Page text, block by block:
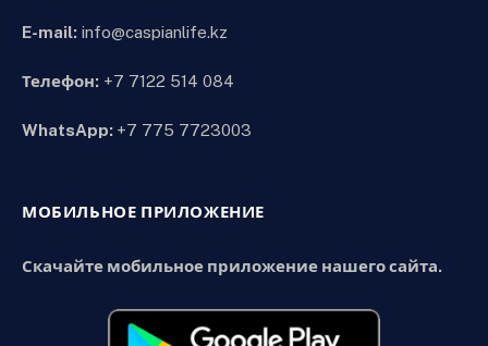
E-mail: info@caspianlife.kz
Телефон: +7 7122 514 084
WhatsApp: +7 775 7723003
МОБИЛЬНОЕ ПРИЛОЖЕНИЕ
Скачайте мобильное приложение нашего сайта.